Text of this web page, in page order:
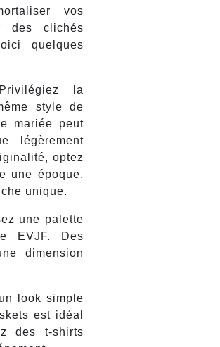
vos
des clichés
quelques
la
style de
mariée peut
légèrement
optez
une époque,
unique.
une palette
EVJF. Des
dimension
look simple
est idéal
des t-shirts